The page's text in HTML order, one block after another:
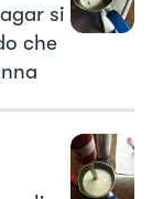
si
che